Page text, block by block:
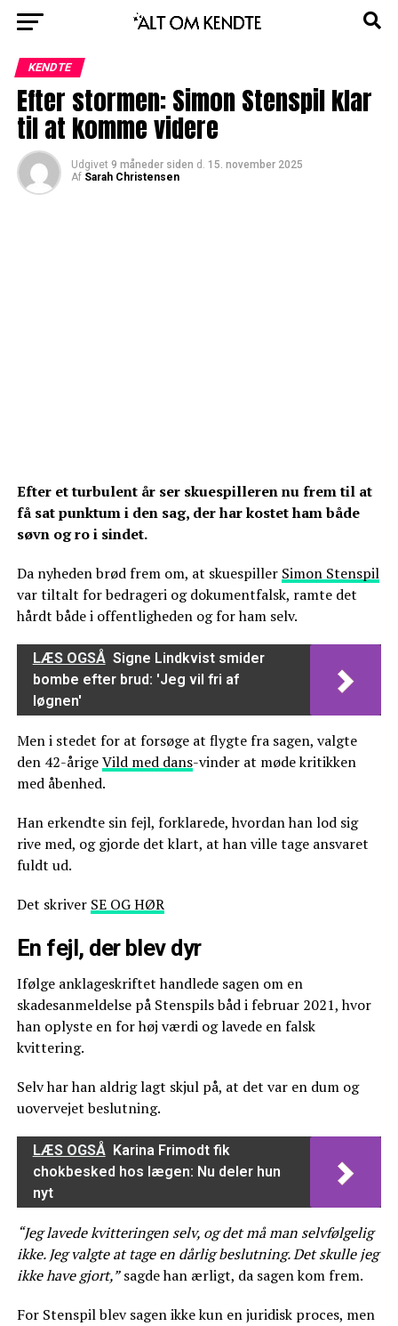
KENDTE
Efter stormen: Simon Stenspil klar
til at komme videre
Udgivet 9 måneder siden d. 15. november 2025
Af Sarah Christensen
Efter et turbulent år ser skuespilleren nu frem til at
få sat punktum i den sag, der har kostet ham både
søvn og ro i sindet.
Da nyheden brød frem om, at skuespiller Simon Stenspil
var tiltalt for bedrageri og dokumentfalsk, ramte det
hårdt både i offentligheden og for ham selv.
LÆS OGSÅ Signe Lindkvist smider
bombe efter brud: 'Jeg vil fri af
løgnen'
Men i stedet for at forsøge at flygte fra sagen, valgte
den 42-årigeVild med dans-vinder at møde kritikken
med åbenhed.
Han erkendte sin fejl, forklarede, hvordan han lod sig
rive med, og gjorde det klart, at han ville tage ansvaret
fuldt ud.
Det skriver SE OG HØR
En fejl, der blev dyr
Ifølge anklageskriftet handlede sagen om en
skadesanmeldelse på Stenspils båd i februar 2021, hvor
han oplyste en for høj værdi og lavede en falsk
kvittering.
Selv har han aldrig lagt skjul på, at det var en dum og
uovervejet beslutning.
LÆS OGSÅ Karina Frimodt fik
chokbesked hos lægen: Nu deler hun
nyt
“Jeg lavede kvitteringen selv, og det må man selvfølgelig
ikke. Jeg valgte at tage en dårlig beslutning. Det skulle jeg
ikke have gjort,”sagde han ærligt, da sagen kom frem.
For Stenspil blev sagen ikke kun en juridisk proces, men